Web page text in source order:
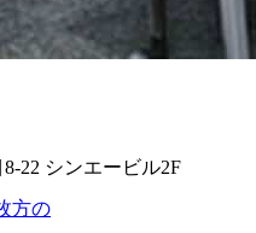
22 シンエービル2F
方の